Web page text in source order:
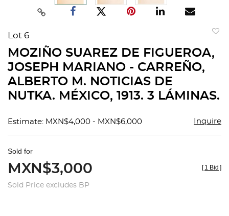
Lot 6
MOZIÑO SUAREZ DE FIGUEROA,
JOSEPH MARIANO - CARREÑO,
ALBERTO M. NOTICIAS DE
NUTKA. MÉXICO, 1913. 3 LÁMINAS.
Estimate: MXN$4,000 - MXN$6,000 Inquire
Sold for
MXN$3,000
Sold Price excludes BP
[ 1 Bid ]